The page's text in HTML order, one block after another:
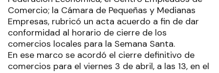
Comercio; la Cámara de Pequeñas y Medianas
Empresas, rubricó un acta acuerdo a fin de dar
conformidad al horario de cierre de los
comercios locales para la Semana Santa.
En ese marco se acordó el cierre definitivo de
comercios para el viernes 3 de abril, a las 13, en el